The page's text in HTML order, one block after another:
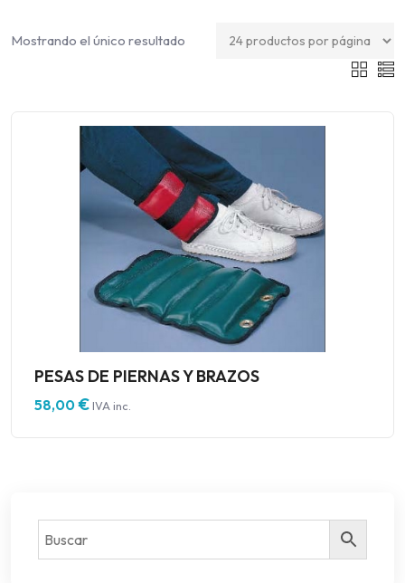
Mostrando el único resultado
PESAS DE PIERNAS Y BRAZOS
58,00€IVA inc.